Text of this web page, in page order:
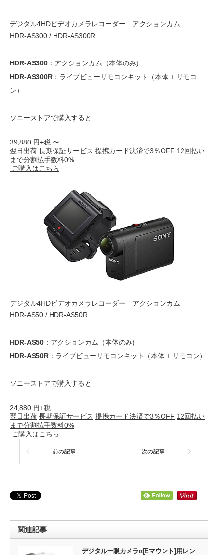
デジタル4HDビデオカメラレコーダー アクションカム
HDR-AS300 / HDR-AS300R
HDR-AS300 ：アクションカム（本体のみ)
HDR-AS300R ：ライブビューリモコンキット（本体 + リモコ
ン）
ソニーストアで購入すると
39,880 円+税 〜
翌日出荷 長期保証サービス 提携カード決済で3％OFF 12回払い
まで分割払手数料0%
ご購入はこちら
デジタル4HDビデオカメラレコーダー アクションカム
HDR-AS50 / HDR-AS50R
HDR-AS50 ：アクションカム（本体のみ)
HDR-AS50R ：ライブビューリモコンキット（本体 + リモコン）
ソニーストアで購入すると
24,880 円+税
翌日出荷 長期保証サービス 提携カード決済で3％OFF 12回払い
まで分割払手数料0%
ご購入はこちら
前の記事 次の記事
関連記事
デジタル一眼カメラα[Eマウント]用レン